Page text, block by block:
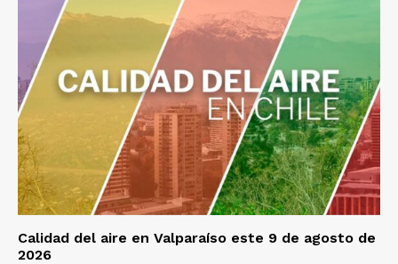
Calidad del aire en Valparaíso este 9 de agosto de
2026